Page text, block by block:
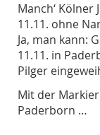
Manch‘ Kölner
11.11. ohne
Ja, man kann:
11.11. in
Pilger
Mit der
Paderborn …